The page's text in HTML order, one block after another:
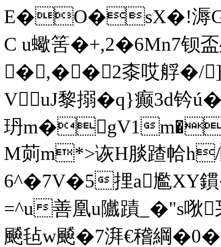
E�O�sX�!溽GB
C u蠍筈�+,2�6Mn7钡盃
�,��2桼哎艀�/]
VuJ黎搦�q}癫3d钤
玬m�gV1
M荝m*>诙H腅蹅帢
6^�7V�5捚a尷XY鏆
=^u善凰u隵蹟_�"s唙
飇毡w飇�7湃€稽綱